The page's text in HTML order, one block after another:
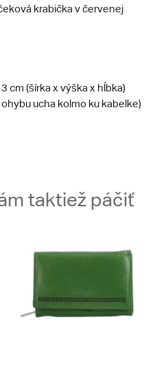
krabička v červenej
cm (šírka x výška x hĺbka)
ucha kolmo ku kabelke)
taktiež páčiť